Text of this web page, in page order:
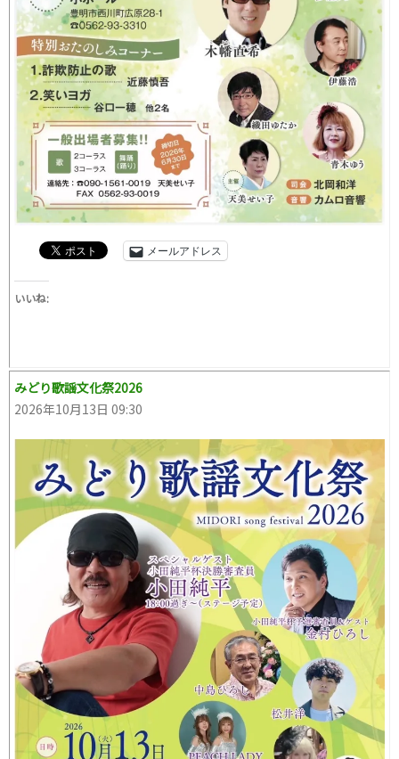
メールアドレス
いいね:
みどり歌謡文化祭2026
2026年10月13日 09:30